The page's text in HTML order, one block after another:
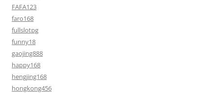
FAFA123
faro168
fullslotpg
funny18
gaojing888
happy168
hengjing168
hongkong456